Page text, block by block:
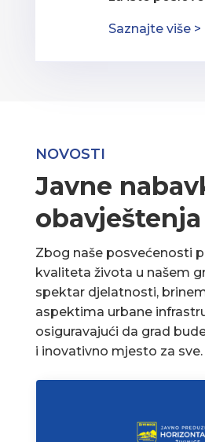
Saznajte više >
NOVOSTI
Javne
obavještenja
Zbog naše posvećenosti
kvaliteta života u našem
spektar djelatnosti,
aspektima urbane
osiguravajući da grad
i inovativno mjesto za sve.